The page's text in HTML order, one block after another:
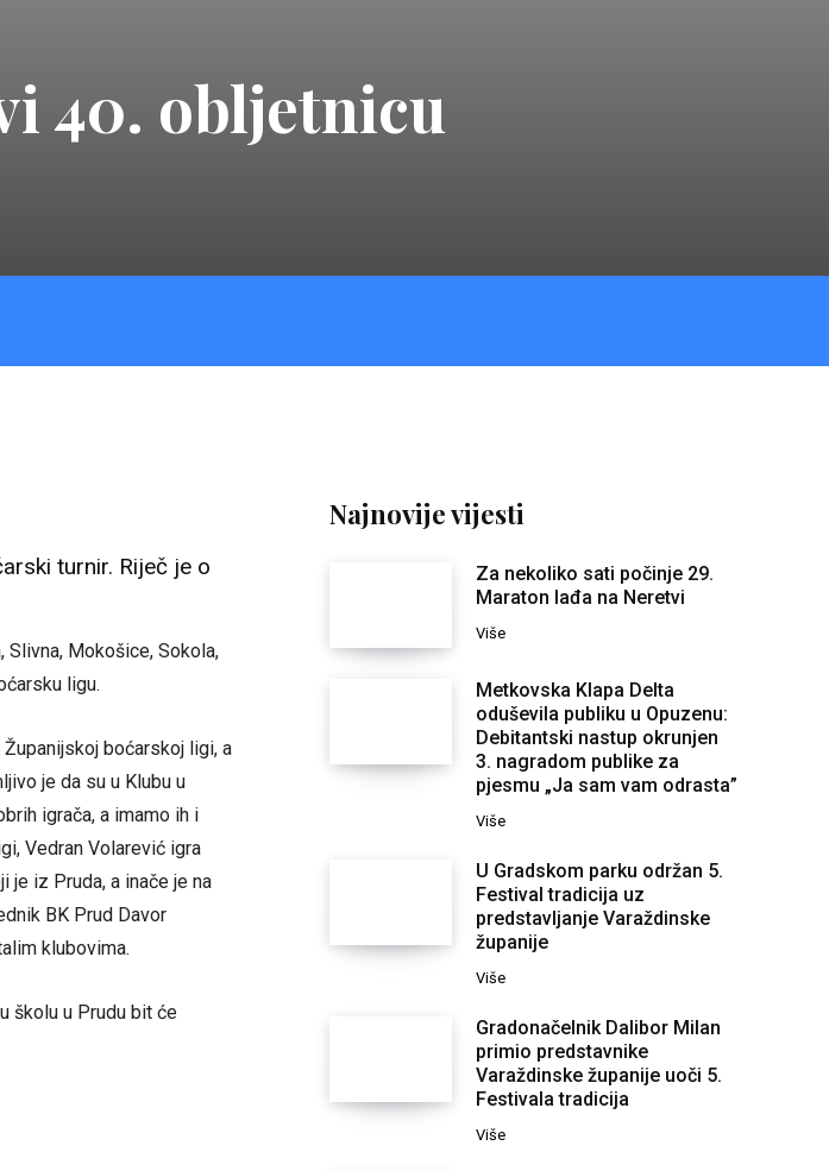
40. obljetnicu
turnir. Riječ je o
Slivna, Mokošice, Sokola,
ligu.
boćarskoj ligi, a
je da su u Klubu u
igrača, a imamo ih i
Vedran Volarević igra
je iz Pruda, a inače je na
BK Prud Davor
klubovima.
školu u Prudu bit će
Najnovije vijesti
Za nekoliko sati počinje 29.
Maraton lađa na Neretvi
Više
Metkovska Klapa Delta
oduševila publiku u Opuzenu:
Debitantski nastup okrunjen
3. nagradom publike za
pjesmu „Ja sam vam odrasta”
Više
U Gradskom parku održan 5.
Festival tradicija uz
predstavljanje Varaždinske
županije
Više
Gradonačelnik Dalibor Milan
primio predstavnike
Varaždinske županije uoči 5.
Festivala tradicija
Više